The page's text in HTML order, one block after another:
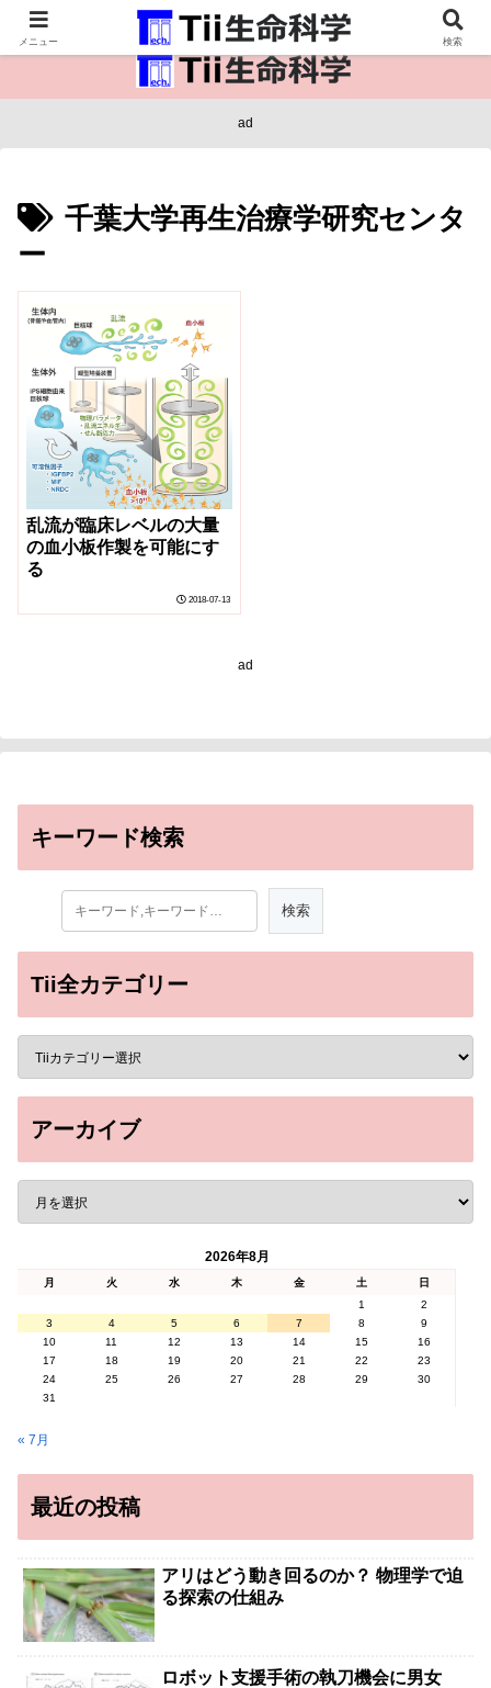
医療保健・生命・生物の情報インフラ。
ad
千葉大学再生治療学研究センタ
ー
乱流が臨床レベルの大量
の血小板作製を可能にす
る
2018-07-13
ad
キーワード検索
Tii全カテゴリー
アーカイブ
2026年8月
月 火 水 木 金 土
日
1
2
3
4 5 6 7 8
9
10
11 12 13 14 15
16
17
18 19 20 21 22
23
24
25 26 27 28 29
30
31
« 7月
最近の投稿
アリはどう動き回るのか？ 物理学で迫
る探索の仕組み
ロボット支援手術の執刀機会に男女
メニュー 検索